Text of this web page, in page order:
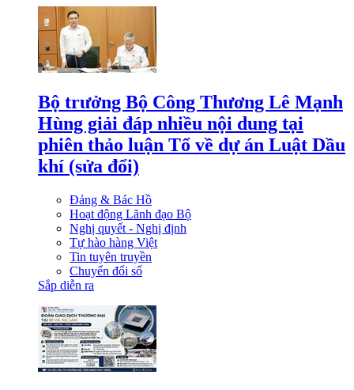
Bộ trưởng Bộ Công Thương Lê Mạnh
Hùng giải đáp nhiều nội dung tại
phiên thảo luận Tổ về dự án Luật Dầu
khí (sửa đổi)
Đảng & Bác Hồ
Hoạt động Lãnh đạo Bộ
Nghị quyết - Nghị định
Tự hào hàng Việt
Tin tuyên truyền
Chuyển đổi số
Sắp diễn ra